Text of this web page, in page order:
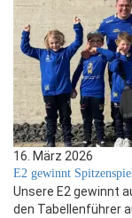
16. März 2026
E2 gewinnt
Unsere E2 gewinnt
den Tabellenführer